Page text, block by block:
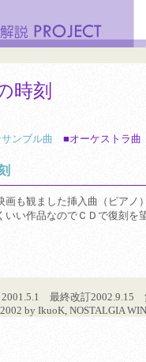
時刻
ンブル曲 ■オーケストラ曲
画も観ました挿入曲（ピアノ
いい作品なのでＣＤで復刻を
2001.5.1 最終改訂2002.9.15
by IkuoK, NOSTALGIA